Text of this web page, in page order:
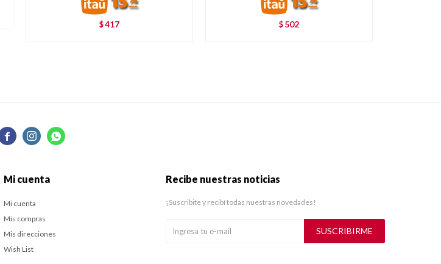
$417 $ 502
  
Mi cuenta
Mi cuenta
Mis compras
Mis direcciones
Wish List
Recibe nuestras noticias
¡Suscribite y recibí todas nuestras novedades!
SUSCRIBIRME